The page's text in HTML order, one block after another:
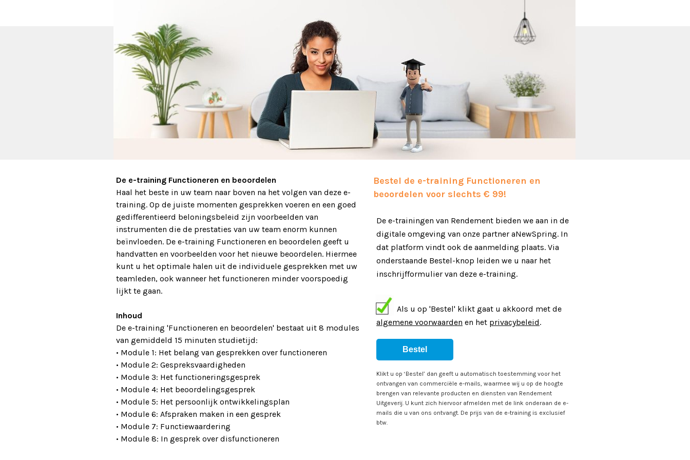
Klikt u op ‘Bestel’ dan geeft u automatisch toestemming voor het
ontvangen van commerciële e-mails, waarmee wij u op de hoogte
brengen van relevante producten en diensten van Rendement
Uitgeverij. U kunt zich hiervoor afmelden met de link onderaan de e-
mails die u van ons ontvangt. De prijs van de e-training is exclusief
btw.
Bestel de e-training Functioneren en
beoordelen voor slechts € 99!
Bestel
De e-trainingen van Rendement bieden we aan in de
digitale omgeving van onze partner aNewSpring. In
dat platform vindt ook de aanmelding plaats. Via
onderstaande Bestel-knop leiden we u naar het
inschrijfformulier van deze e-training.
Als u op 'Bestel' klikt gaat u akkoord met de
algemene voorwaarden en het privacybeleid.
Functioneren en beoordelen
E-training
De e-training Functioneren en beoordelen
Haal het beste in uw team naar boven na het volgen van deze e-
training. Op de juiste momenten gesprekken voeren en een goed
gedifferentieerd beloningsbeleid zijn voorbeelden van
instrumenten die de prestaties van uw team enorm kunnen
beïnvloeden. De e-training Functioneren en beoordelen geeft u
handvatten en voorbeelden voor het nieuwe beoordelen. Hiermee
kunt u het optimale halen uit de individuele gesprekken met uw
teamleden, ook wanneer het functioneren minder voorspoedig
lijkt te gaan.
Inhoud
De e-training 'Functioneren en beoordelen' bestaat uit 8 modules
van gemiddeld 15 minuten studietijd:
• Module 1: Het belang van gesprekken over functioneren
• Module 2: Gespreksvaardigheden
• Module 3: Het functioneringsgesprek
• Module 4: Het beoordelingsgesprek
• Module 5: Het persoonlijk ontwikkelingsplan
• Module 6: Afspraken maken in een gesprek
• Module 7: Functiewaardering
• Module 8: In gesprek over disfunctioneren